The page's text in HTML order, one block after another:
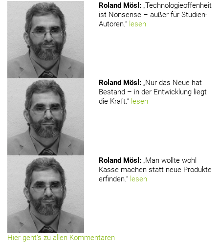
Roland Mösl : „Technologieoffenheit
ist Nonsense – außer für Studien-
Autoren.“ lesen
Roland Mösl : „Nur das Neue hat
Bestand – in der Entwicklung liegt
die Kraft.“ lesen
Roland Mösl : „Man wollte wohl
Kasse machen statt neue Produkte
erfinden.“ lesen
Hier geht’s zu allen Kommentaren